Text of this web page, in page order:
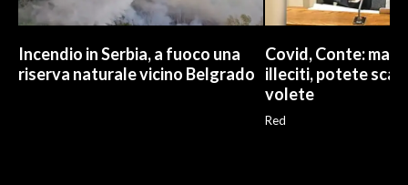
Incendio in Serbia, a fuoco una
riserva naturale vicino Belgrado
Covid, Conte: mai
illeciti, potete
volete
Red